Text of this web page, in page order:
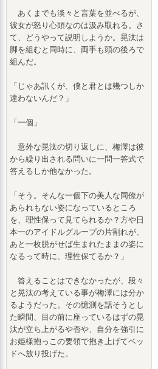
あくまでも淡々と言葉を並べるが、
彼女が怒り心頭なのは汲み取れる。さ
て、どうやって説明しようか。晃汰は
脚を組むと同時に、両手も頭の後ろで
組んだ。
「じゃあ訊くが、僕と君とは幾つしか
違わないんだ？」
「一個」
意外な晃汰の切り返しに、梅澤は彼
から繰り出される問いに一問一答式で
答えるしか他なかった。
「そう。そんな一個下の美人な同僚が
あられもない姿になっているところ
を、理性保って見てられるか？方や日
本一のアイドルグループの片割れが、
あと一枚脱がせば生まれたままの姿に
なるって時に、理性保てるか？」
答えることはできなかったが、段々
と晃汰の考えている事が梅澤には分か
るようだった。その憶測を話そうとし
た瞬間、目の前に座っているはずの晃
汰が立ち上がるや否や、自分を強引に
お姫様抱っこの要領で抱き上げてベッ
ドへ放り投げた。